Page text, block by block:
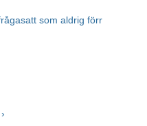
som aldrig förr